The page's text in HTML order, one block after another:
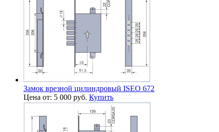
Замок врезной цилиндровый ISEO 672
Цена от: 5 000 руб. Купить